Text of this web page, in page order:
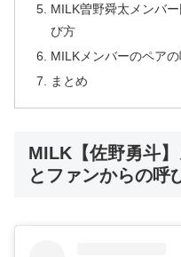
MILK曽野舜太メンバ
び方
MILKメンバーのペア
まとめ
MILK【佐野勇斗
とファンからの呼